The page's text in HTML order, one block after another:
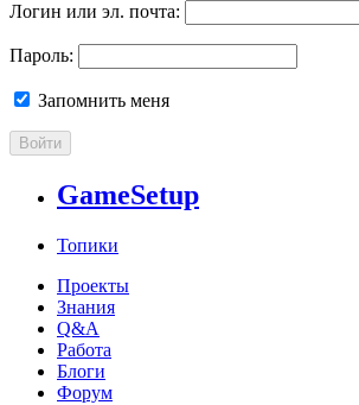
Логин или эл. почта:
Пароль:
Запомнить меня
Войти
GameSetup
Топики
Проекты
Знания
Q&A
Работа
Блоги
Форум